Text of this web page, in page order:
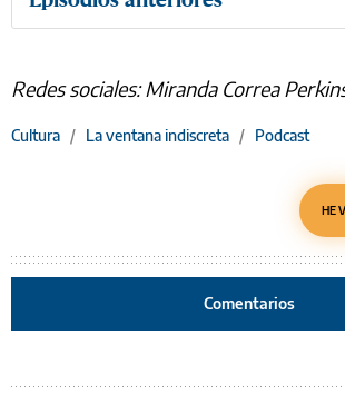
Redes sociales: Miranda Correa
Cultura / La ventana indiscreta / Podcast
HE
Comentarios